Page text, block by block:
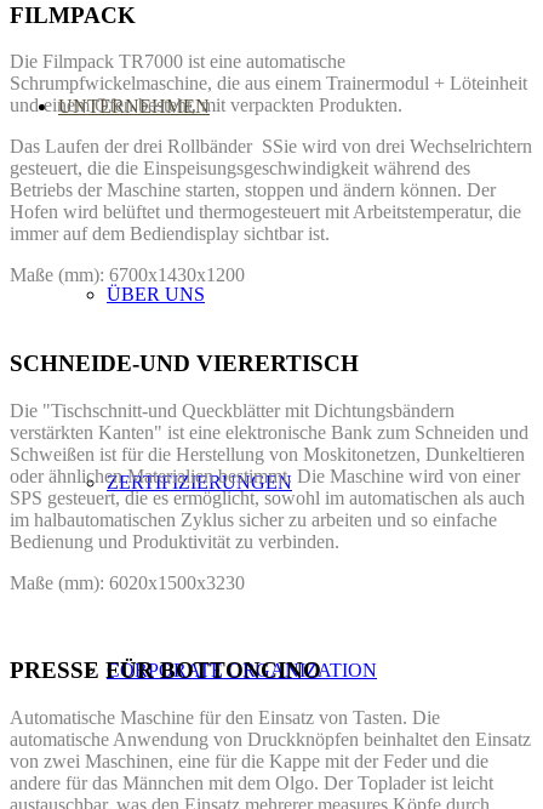
UNTERNEHMEN
ÜBER UNS
ZERTIFIZIERUNGEN
CORPORATE ORGANIZATION
FILMPACK
Die Filmpack TR7000 ist eine automatische
Schrumpfwickelmaschine, die aus einem Trainermodul + Löteinheit
und einem Ofen besteht, mit verpackten Produkten.
Das Laufen der drei Rollbänder SSie wird von drei Wechselrichtern
gesteuert, die die Einspeisungsgeschwindigkeit während des
Betriebs der Maschine starten, stoppen und ändern können. Der
Hofen wird belüftet und thermogesteuert mit Arbeitstemperatur, die
immer auf dem Bediendisplay sichtbar ist.
Maße (mm): 6700x1430x1200
SCHNEIDE-UND VIERERTISCH
Die "Tischschnitt-und Queckblätter mit Dichtungsbändern
verstärkten Kanten" ist eine elektronische Bank zum Schneiden und
Schweißen ist für die Herstellung von Moskitonetzen, Dunkeltieren
oder ähnlichen Materialien bestimmt. Die Maschine wird von einer
SPS gesteuert, die es ermöglicht, sowohl im automatischen als auch
im halbautomatischen Zyklus sicher zu arbeiten und so einfache
Bedienung und Produktivität zu verbinden.
Maße (mm): 6020x1500x3230
PRESSE FÜR BOTTONCINO
Automatische Maschine für den Einsatz von Tasten. Die
automatische Anwendung von Druckknöpfen beinhaltet den Einsatz
von zwei Maschinen, eine für die Kappe mit der Feder und die
andere für das Männchen mit dem Olgo. Der Toplader ist leicht